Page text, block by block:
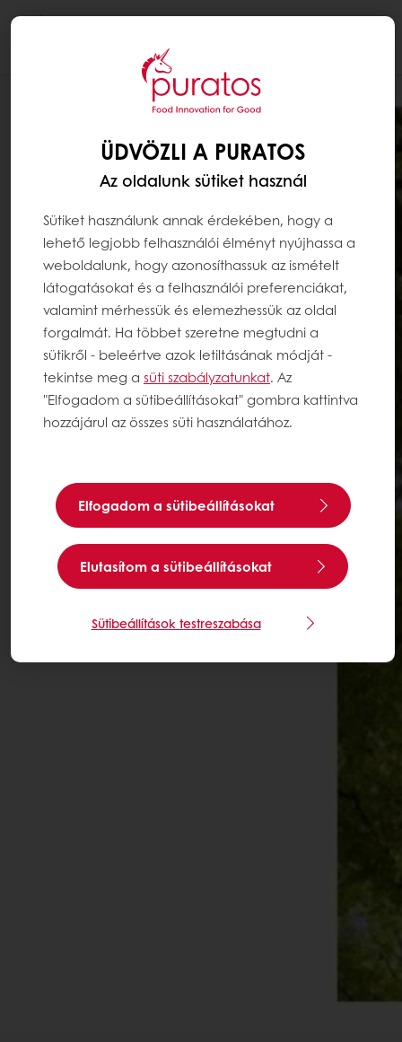
ÜDVÖZLI A PURATOS
Az oldalunk sütiket használ
Sütiket használunk annak érdekében, hogy a
lehető legjobb felhasználói élményt nyújhassa a
weboldalunk, hogy azonosíthassuk az ismételt
látogatásokat és a felhasználói preferenciákat,
valamint mérhessük és elemezhessük az oldal
forgalmát. Ha többet szeretne megtudni a
sütikről - beleértve azok letiltásának módját -
tekintse meg a süti szabályzatunkat. Az
"Elfogadom a sütibeállításokat" gombra kattintva
hozzájárul az összes süti használatához.
Elfogadom a sütibeállításokat
Elutasítom a sütibeállításokat
Sütibeállítások testreszabása